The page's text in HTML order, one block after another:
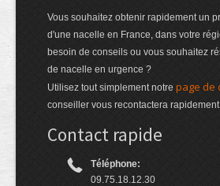
Vous souhaitez obtenir rapidement un
d'une nacelle en France, dans votre
besoin de conseils ou vous souhaitez
de nacelle en urgence ?
Utilisez tout simplement notre page de
conseiller vous recontactera
Contact rapide
Téléphone:
09.75.18.12.30